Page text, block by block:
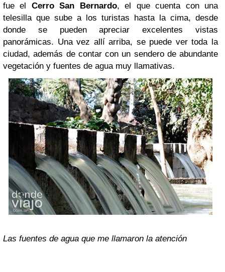
fue el Cerro San Bernardo, el que cuenta con una
telesilla que sube a los turistas hasta la cima, desde
donde se pueden apreciar excelentes vistas
panorámicas. Una vez allí arriba, se puede ver toda la
ciudad, además de contar con un sendero de abundante
vegetación y fuentes de agua muy llamativas.
Las fuentes de agua que me llamaron la atención